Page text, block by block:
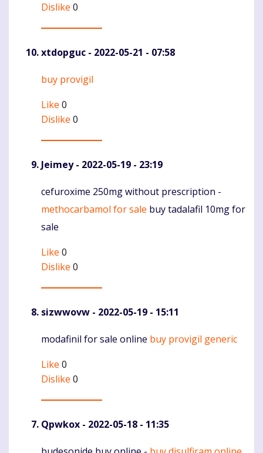
Dislike 0
xtdopguc - 2022-05-21 - 07:58
Komentaras
buy provigil
Like 0
Dislike 0
Jeimey- 2022-05-19 - 23:19
Komentaras
cefuroxime 250mg without prescription -
methocarbamol for sale buy tadalafil 10mg for
sale
Like 0
Dislike 0
sizwwovw - 2022-05-19 - 15:11
Komentaras
modafinil for sale online buy provigil generic
Like 0
Dislike 0
Qpwkox - 2022-05-18 - 11:35